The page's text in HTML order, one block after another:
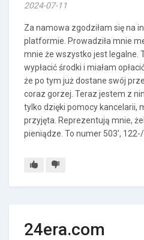
2024-07-11
Za namowa zgodziłam się na
platformie. Prowadziła mnie
mnie że wszystko jest legalne.
wypłacić środki i miałam
że po tym już dostane swój
coraz gorzej. Teraz jestem z
tylko dzięki pomocy kancelarii,
przyjęta. Reprezentują mnie,
pieniądze. To numer 503',
24era.com